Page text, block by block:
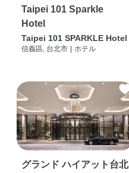
Taipei 101 Sparkle
Hotel
Taipei 101 SPARKLE Hotel
信義區, 台北市 ホテル
グランド ハイアット台北